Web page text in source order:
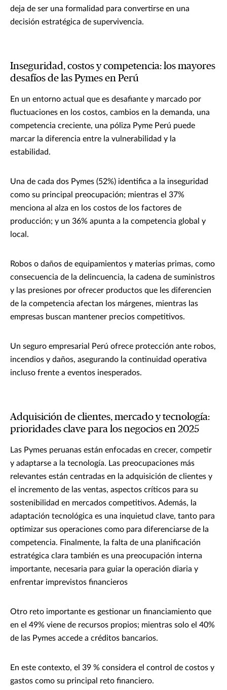
deja de ser una formalidad para convertirse en una
decisión estratégica de supervivencia.
Inseguridad, costos y competencia: los mayores
desafíos de las Pymes en Perú
En un entorno actual que es desafiante y marcado por
fluctuaciones en los costos, cambios en la demanda, una
competencia creciente, una póliza Pyme Perú puede
marcar la diferencia entre la vulnerabilidad y la
estabilidad.
Una de cada dos Pymes (52%) identifica a la inseguridad
como su principal preocupación; mientras el 37%
menciona al alza en los costos de los factores de
producción; y un 36% apunta a la competencia global y
local.
Robos o daños de equipamientos y materias primas, como
consecuencia de la delincuencia, la cadena de suministros
y las presiones por ofrecer productos que les diferencien
de la competencia afectan los márgenes, mientras las
empresas buscan mantener precios competitivos.
Un seguro empresarial Perú ofrece protección ante robos,
incendios y daños, asegurando la continuidad operativa
incluso frente a eventos inesperados.
Adquisición de clientes, mercado y tecnología:
prioridades clave para los negocios en 2025
Las Pymes peruanas están enfocadas en crecer, competir
y adaptarse a la tecnología. Las preocupaciones más
relevantes están centradas en la adquisición de clientes y
el incremento de las ventas, aspectos críticos para su
sostenibilidad en mercados competitivos. Además, la
adaptación tecnológica es una inquietud clave, tanto para
optimizar sus operaciones como para diferenciarse de la
competencia. Finalmente, la falta de una planificación
estratégica clara también es una preocupación interna
importante, necesaria para guiar la operación diaria y
enfrentar imprevistos financieros
Otro reto importante es gestionar un financiamiento que
en el 49% viene de recursos propios; mientras solo el 40%
de las Pymes accede a créditos bancarios.
En este contexto, el 39 % considera el control de costos y
gastos como su principal reto financiero.